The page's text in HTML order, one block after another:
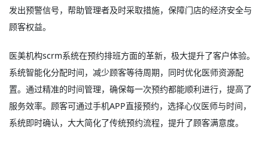
发出预警信号，帮助管理者及时采取措施，保障门店的经济安全与
顾客权益。
医美机构scrm系统在预约排班方面的革新，极大提升了客户体验。
系统智能化分配时间，减少顾客等待周期，同时优化医师资源配
置。通过精准的时间管理，确保每一次预约都能顺利进行，提高了
服务效率。顾客可通过手机APP直接预约，选择心仪医师与时间，
系统即时确认，大大简化了传统预约流程，提升了顾客满意度。